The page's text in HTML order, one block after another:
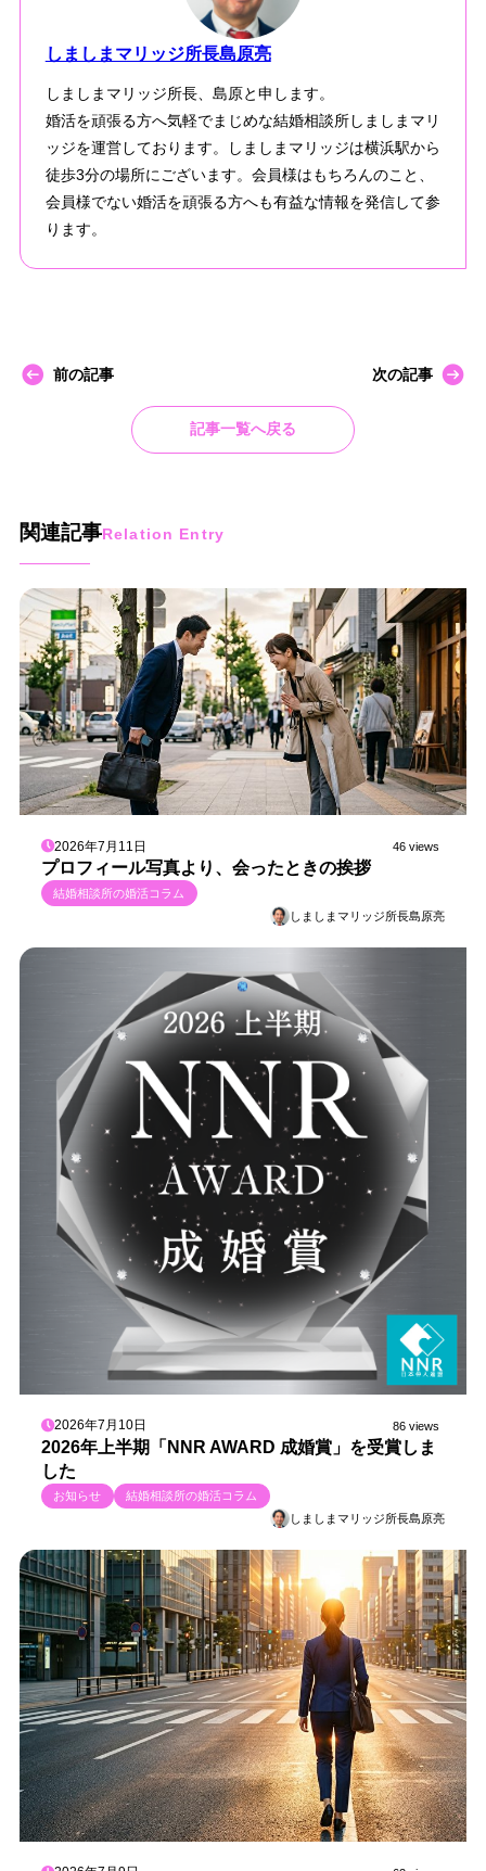
しましまマリッジ所長島原亮
しましまマリッジ所長、島原と申します。
婚活を頑張る方へ気軽でまじめな結婚相談所しましまマリ
ッジを運営しております。しましまマリッジは横浜駅から
徒歩3分の場所にございます。会員様はもちろんのこと、
会員様でない婚活を頑張る方へも有益な情報を発信して参
ります。
前の記事
記事一覧へ戻る
次の記事
関連記事Relation Entry
2026年7月11日 46 views
プロフィール写真より、会ったときの挨拶
結婚相談所の婚活コラム
しましまマリッジ所長島原亮
2026年7月10日 86 views
2026年上半期「NNR AWARD 成婚賞」を受賞しま
した
お知らせ
結婚相談所の婚活コラム
しましまマリッジ所長島原亮